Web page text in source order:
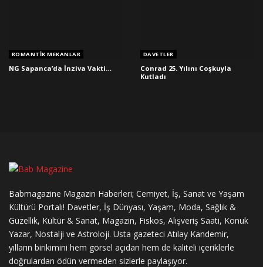
ROMANTIK MEKANLAR
NG Sapanca’da İnziva Vakti…
DAVETLER
Conrad 25. Yılını Coşkuyla
Kutladı
Babmagazine Magazin Haberleri; Cemiyet, İş, Sanat ve Yaşam
Kültürü Portalı! Davetler, İş Dünyası, Yaşam, Moda, Sağlık &
Güzellik, Kültür & Sanat, Magazin, Fiskos, Alışveriş Saati, Konuk
Yazar, Nostalji ve Astroloji. Usta gazeteci Atılay Kandemir,
yılların birikimini hem görsel açıdan hem de kaliteli içeriklerle
doğrulardan ödün vermeden sizlerle paylaşıyor.